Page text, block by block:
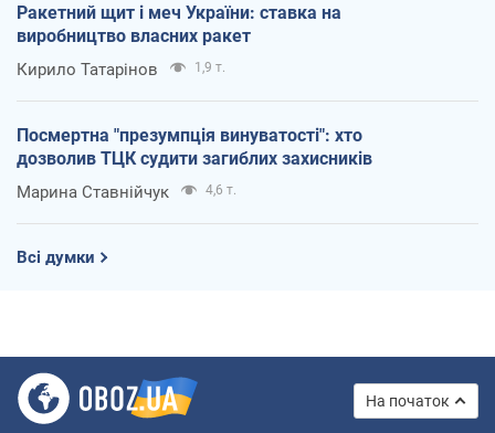
Ракетний щит і меч України: ставка на
виробництво власних ракет
Кирило Татарінов 1,9 т.
Посмертна "презумпція винуватості": хто
дозволив ТЦК судити загиблих захисників
Марина Ставнійчук 4,6 т.
Всі думки
На початок